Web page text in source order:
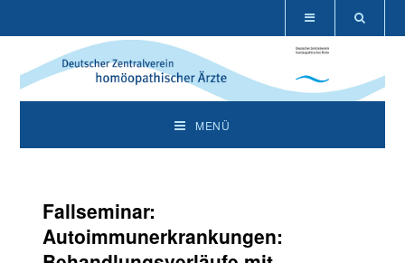
MENÜ
Fallseminar:
Autoimmunerkrankungen: